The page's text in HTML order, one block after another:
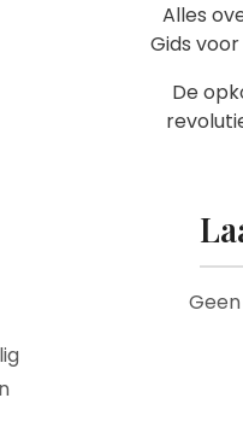
Alles
Gids
De